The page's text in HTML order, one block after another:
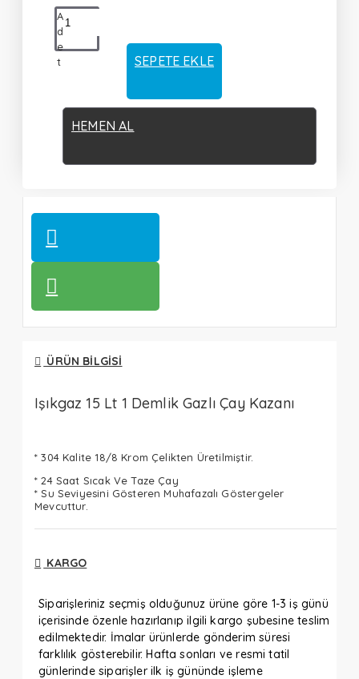
A
d
e
t
SEPETE EKLE
HEMEN AL
ÜRÜN BILGISI
Işıkgaz 15 Lt 1 Demlik Gazlı Çay Kazanı
* 304 Kalite 18/8 Krom Çelikten Üretilmiştir.
* 24 Saat Sıcak Ve Taze Çay
* Su Seviyesini Gösteren Muhafazalı Göstergeler
Mevcuttur.
KARGO
Siparişleriniz seçmiş olduğunuz ürüne göre 1-3 iş günü
içerisinde özenle hazırlanıp ilgili kargo şubesine teslim
edilmektedir. İmalar ürünlerde gönderim süresi
farklılık gösterebilir. Hafta sonları ve resmi tatil
günlerinde siparişler ilk iş gününde işleme